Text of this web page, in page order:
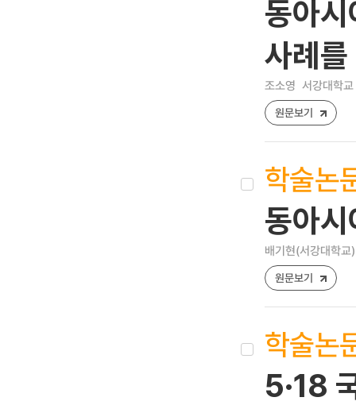
동아
사례
조소영 서강대학
원문보기
학술논
동아
배기현(서강대학교)
원문보기
학술논
5·18